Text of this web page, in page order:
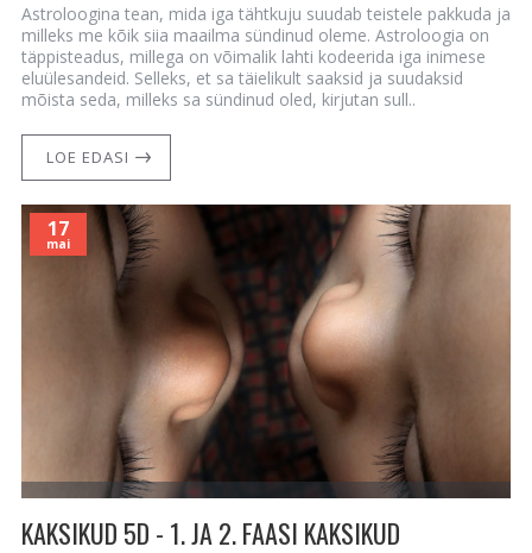
Astroloogina tean, mida iga tähtkuju suudab teistele pakkuda ja
milleks me kõik siia maailma sündinud oleme. Astroloogia on
täppisteadus, millega on võimalik lahti kodeerida iga inimese
eluülesandeid. Selleks, et sa täielikult saaksid ja suudaksid
mõista seda, milleks sa sündinud oled, kirjutan sull..
LOE EDASI
17
mai
KAKSIKUD 5D - 1. JA 2. FAASI KAKSIKUD